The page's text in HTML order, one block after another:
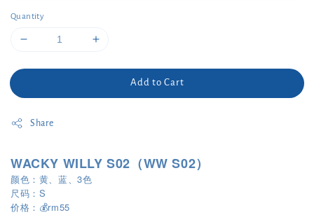
Quantity
Add to Cart
Share
WACKY WILLY S02（WW S02）
颜色：黄、蓝、3色
尺码：S
价格： 💰rm55